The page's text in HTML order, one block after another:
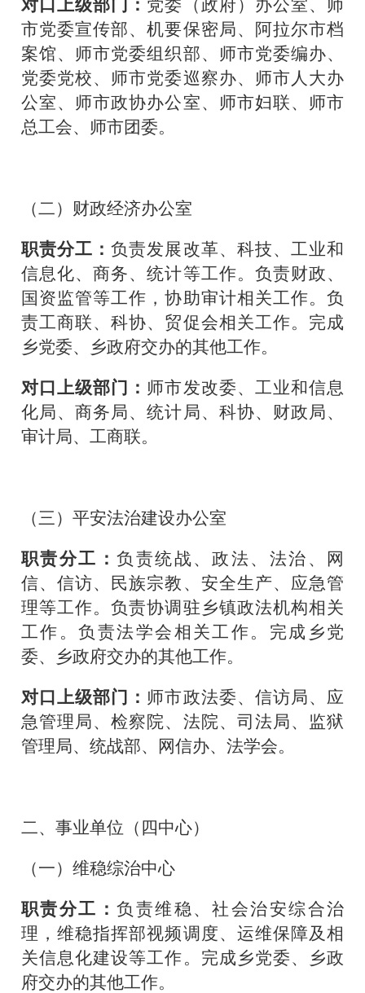
对口上级部门： 党委（政府）办公室、师
市党委宣传部、机要保密局、阿拉尔市档
案馆、师市党委组织部、师市党委编办、
党委党校、师市党委巡察办、师市 人大办
公室、师市政协办公室、师市妇联、师市
总工会、师市团委。
（二）财政经济办公室
职责分工：负责发展改革、科技、工业和
信息化、商务、统计等工作。负责财政、
国资监管等工作，协助审计相关工作。负
责工商联、科协、贸促会相关工作。完成
乡党委、乡政府交办的其他工作。
对口上级部门： 师市发改委、工业和信息
化局、商务局、统计局、科协、财政局、
审计局、工商联。
（三）平安法治建设办公室
职责分工：负责统战、政法、法治、网
信、信访、民族宗教、安全生产、应急管
理等工作。负责协调驻乡镇政法机构相关
工作。负责法学会相关工作。 完成乡党
委、乡政府交办的其他工作。
对口上级部门： 师市政法委、信访局、应
急管理局、检察院、法院、司法局、监狱
管理局、统战部、网信办、法学会。
二、事业单位（四中心）
（一）维稳综治中心
职责分工：负责维稳、社会治安综合治
理，维稳指挥部视频调度、运维保障及相
关信息化建设等工作。完成乡党委、乡政
府交办的其他工作。